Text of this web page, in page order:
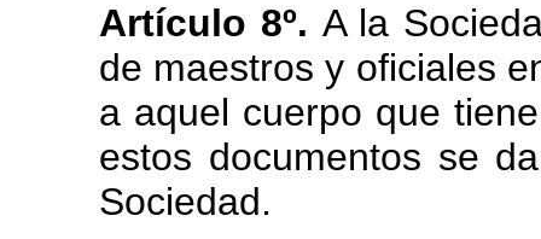
Artículo 8º. A la
de maestros y oficiales
a aquel cuerpo que
estos documentos se
Sociedad.